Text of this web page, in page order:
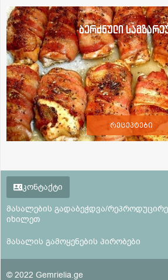
ბერძნული
რეცეპტები
კონტაქტი
მასალების გადაბეჭდვა/
იხილეთ
მასალის გამოყენების პირობები
© 2022 Gemrielia.ge